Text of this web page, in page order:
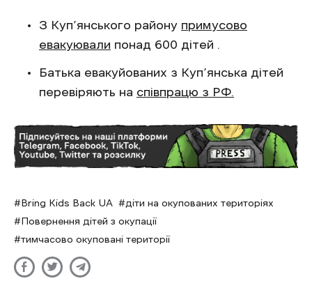
З Куп’янського району примусово
евакуювали понад 600 дітей .
Батька евакуйованих з Куп’янська дітей
перевіряють на співпрацю з РФ.
Bring Kids Back UA
діти на окупованих територіях
Повернення дітей з окупації
тимчасово окуповані території